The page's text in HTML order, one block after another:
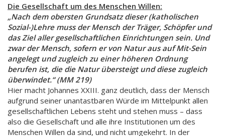
Die Gesellschaft um des Menschen Willen:
„Nach dem obersten Grundsatz dieser (katholischen
Sozial-)Lehre muss der Mensch der Träger, Schöpfer und
das Ziel aller gesellschaftlichen Einrichtungen sein. Und
zwar der Mensch, sofern er von Natur aus auf Mit-Sein
angelegt und zugleich zu einer höheren Ordnung
berufen ist, die die Natur übersteigt und diese zugleich
überwindet.“ (MM 219)
Hier macht Johannes XXIII. ganz deutlich, dass der Mensch
aufgrund seiner unantastbaren Würde im Mittelpunkt allen
gesellschaftlichen Lebens steht und stehen muss – dass
also die Gesellschaft und alle ihre Institutionen um des
Menschen Willen da sind, und nicht umgekehrt. In der